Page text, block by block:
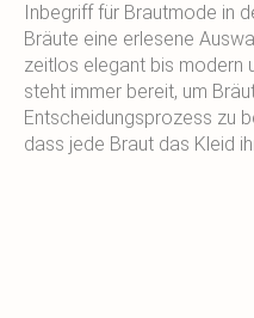
Inbegriff für Brautmode in
Bräute eine erlesene
zeitlos elegant bis modern
steht immer bereit, um
Entscheidungsprozess zu
dass jede Braut das Kleid